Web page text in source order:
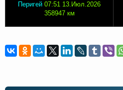
Перигей 07:51 13.Июл.2026
358947 км